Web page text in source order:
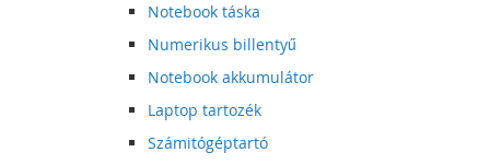
Notebook táska
Numerikus billentyű
Notebook akkumulátor
Laptop tartozék
Számitógéptartó